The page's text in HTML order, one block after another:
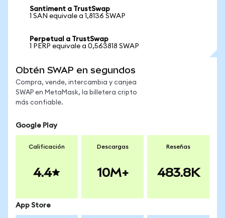
Santiment a TrustSwap
1 SAN equivale a 1,8136 SWAP
Perpetual a TrustSwap
1 PERP equivale a 0,563818 SWAP
Obtén SWAP en segundos
Compra, vende, intercambia y canjea
SWAP en MetaMask, la billetera cripto
más confiable.
Google Play
Calificación
4.4
Descargas
10M+
Reseñas
483.8K
App Store